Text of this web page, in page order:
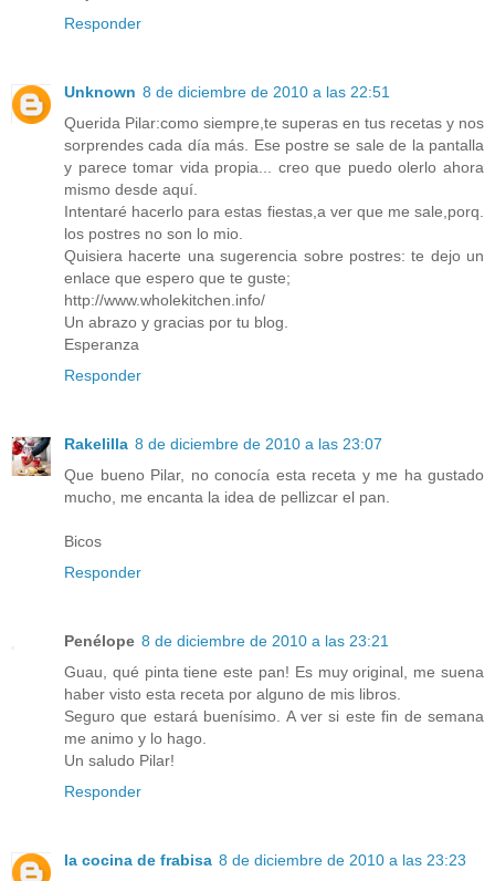
Responder
Unknown 8 de diciembre de 2010 a las 22:51
Querida Pilar:como siempre,te superas en tus recetas y nos
sorprendes cada día más. Ese postre se sale de la pantalla
y parece tomar vida propia... creo que puedo olerlo ahora
mismo desde aquí.
Intentaré hacerlo para estas fiestas,a ver que me sale,porq.
los postres no son lo mio.
Quisiera hacerte una sugerencia sobre postres: te dejo un
enlace que espero que te guste;
http://www.wholekitchen.info/
Un abrazo y gracias por tu blog.
Esperanza
Responder
Rakelilla 8 de diciembre de 2010 a las 23:07
Que bueno Pilar, no conocía esta receta y me ha gustado
mucho, me encanta la idea de pellizcar el pan.
Bicos
Responder
Penélope 8 de diciembre de 2010 a las 23:21
Guau, qué pinta tiene este pan! Es muy original, me suena
haber visto esta receta por alguno de mis libros.
Seguro que estará buenísimo. A ver si este fin de semana
me animo y lo hago.
Un saludo Pilar!
Responder
la cocina de frabisa 8 de diciembre de 2010 a las 23:23